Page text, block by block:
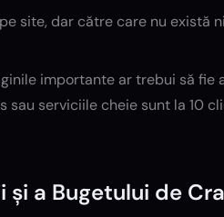
site, dar către care nu există
importante ar trebui să
sau serviciile cheie sunt la 10
și a Bugetului de